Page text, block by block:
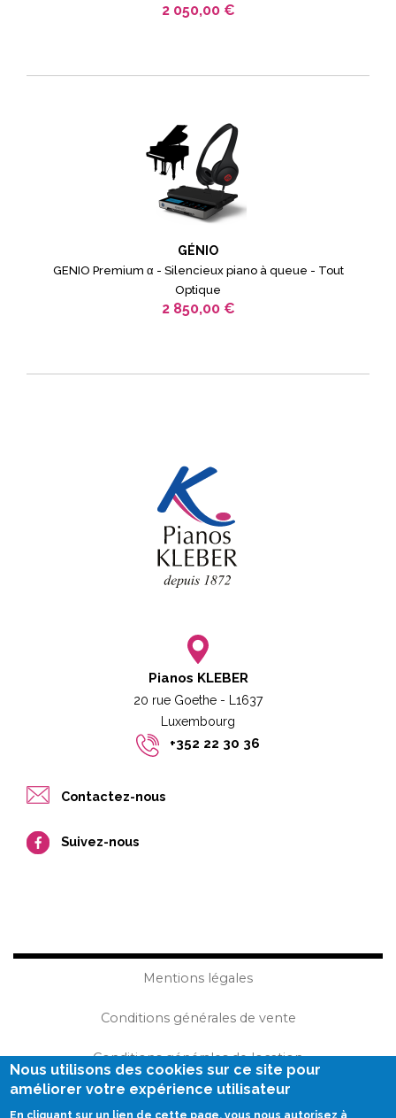
2 050,00 €
GÉNIO
GENIO Premium α - Silencieux piano à queue - Tout
Optique
2 850,00 €
Pianos KLEBER
20 rue Goethe - L1637
Luxembourg​​
+352 22 30 36
Contactez-nous
Suivez-nous
Mentions légales
Conditions générales de vente
Conditions générales de location
Plan du site
Nous utilisons des cookies sur ce site pour
améliorer votre expérience utilisateur
En cliquant sur un lien de cette page, vous nous autorisez à